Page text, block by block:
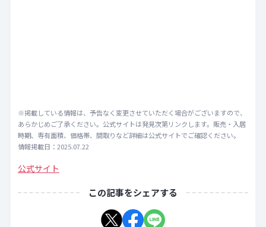
※掲載している情報は、予告なく変更させていただく場合がございますので、
あらかじめご了承ください。公式サイトは発見次第リンクします。販売・入居
時期、専有面積、価格帯、間取りなど詳細は公式サイトでご確認ください。
情報掲載日：2025.07.22
公式サイト
この記事をシェアする